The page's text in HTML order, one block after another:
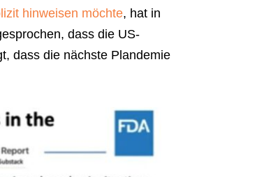
hinweisen möchte, hat in
dass die US-
dass die nächste Plandemie